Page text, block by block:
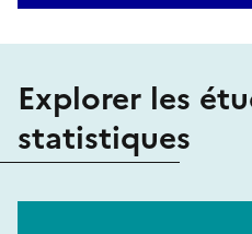
Explorer les
statistiques